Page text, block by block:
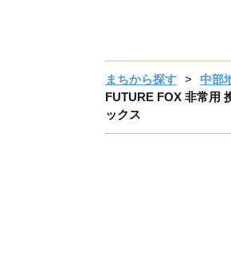
まちから探す 中部
FUTURE FOX 非常用
ックス